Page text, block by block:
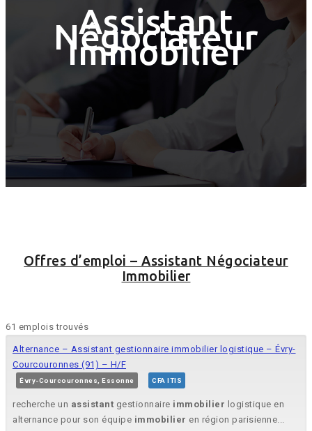
Assistant
Négociateur
Immobilier
Offres d’emploi – Assistant Négociateur
Immobilier
61 emplois trouvés
Alternance – Assistant gestionnaire immobilier logistique – Évry-
Courcouronnes (91) – H/F
Évry-Courcouronnes, Essonne CFA ITIS
recherche un assistant gestionnaire immobilier logistique en
alternance pour son équipe immobilier en région parisienne...